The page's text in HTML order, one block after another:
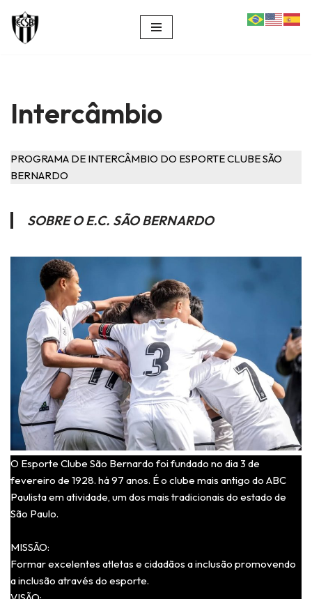
Pular
Intercâmbio
PROGRAMA DE INTERCÂMBIO DO ESPORTE CLUBE SÃO
BERNARDO
SOBRE O E.C. SÃO BERNARDO
O Esporte Clube São Bernardo foi fundado no dia 3 de
fevereiro de 1928. há 97 anos. É o clube mais antigo do ABC
Paulista em atividade, um dos mais tradicionais do estado de
São Paulo.
MISSÃO:
Formar excelentes atletas e cidadãos a inclusão promovendo
a inclusão através do esporte.